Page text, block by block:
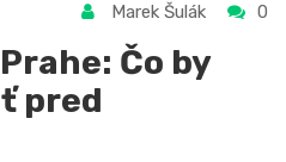
Marek Šulák 0
Čo by
pred